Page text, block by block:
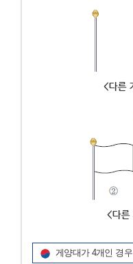
게양대가 4개인 경우